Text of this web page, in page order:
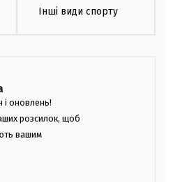
Інші види спорту
і оновлень!
розсилок, щоб
вашим